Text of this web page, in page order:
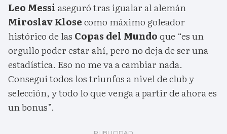
Leo Messiaseguró tras igualar al alemán
Miroslav Klosecomo máximo goleador
histórico de las Copas del Mundoque “es un
orgullo poder estar ahí, pero no deja de ser una
estadística. Eso no me va a cambiar nada.
Conseguí todos los triunfos a nivel de club y
selección, y todo lo que venga a partir de ahora es
un bonus”.